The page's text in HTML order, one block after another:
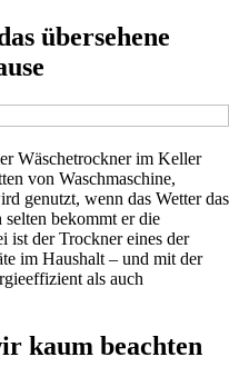
übersehene
Wäschetrockner im Keller
von Waschmaschine,
genutzt, wenn das Wetter das
bekommt er die
ist der Trockner eines der
im Haushalt – und mit der
als auch
kaum beachten